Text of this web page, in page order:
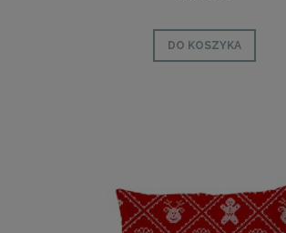
DO KOSZYKA